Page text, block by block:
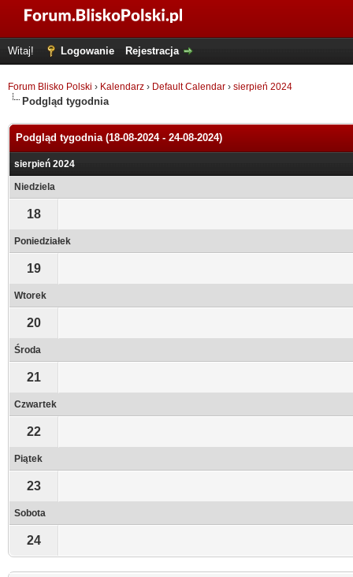
Witaj! Logowanie Rejestracja
Forum Blisko Polski › Kalendarz › Default Calendar › sierpień 2024
Podgląd tygodnia
Podgląd tygodnia (18-08-2024 - 24-08-2024)
sierpień 2024
Niedziela
18
Poniedziałek
19
Wtorek
20
Środa
21
Czwartek
22
Piątek
23
Sobota
24